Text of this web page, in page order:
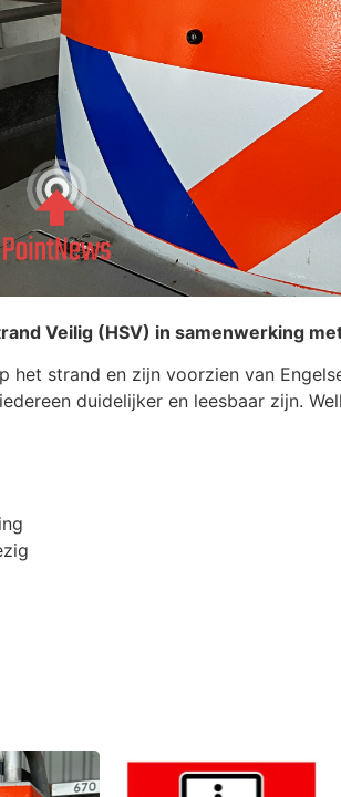
Veilig (HSV) in samenwerking
het strand en zijn voorzien van
duidelijker en leesbaar zijn.